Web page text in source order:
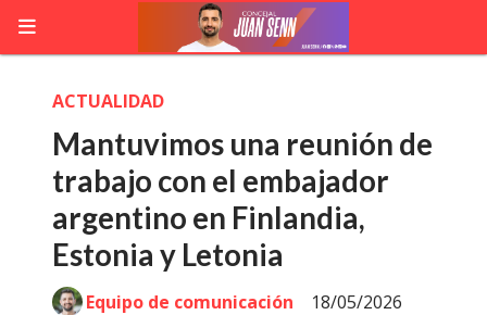
Mantuvimos una reunión de
trabajo con el embajador
argentino en Finlandia,
Estonia y Letonia
ACTUALIDAD
18/05/2026
Equipo de comunicación